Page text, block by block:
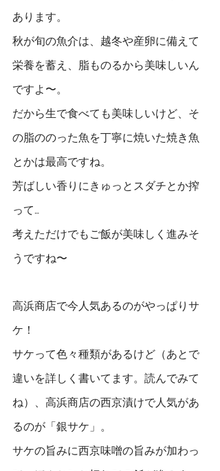
あります。
秋が旬の魚介は、越冬や産卵に備えて
栄養を蓄え、脂ものるから美味しいん
ですよ〜。
だから生で食べても美味しいけど、そ
の脂ののった魚を丁寧に焼いた焼き魚
とかは最高ですね。
芳ばしい香りにきゅっとスダチとか搾
って…
考えただけでもご飯が美味しく進みそ
うですね〜
高浜商店で今人気あるのがやっぱりサ
ケ！
サケって色々種類があるけど（あとで
違いを詳しく書いてます。読んでみて
ね）、高浜商店の西京漬けで人気があ
るのが「銀サケ」。
サケの旨みに西京味噌の旨みが加わっ